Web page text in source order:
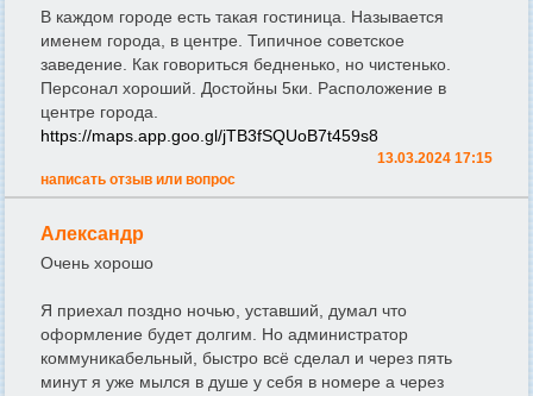
В каждом городе есть такая гостиница. Называется
именем города, в центре. Типичное советское
заведение. Как говориться бедненько, но чистенько.
Персонал хороший. Достойны 5ки. Расположение в
центре города.
https://maps.app.goo.gl/jTB3fSQUoB7t459s8
13.03.2024 17:15
написать отзыв или вопрос
Александр
Очень хорошо
Я приехал поздно ночью, уставший, думал что
оформление будет долгим. Но администратор
коммуникабельный, быстро всё сделал и через пять
минут я уже мылся в душе у себя в номере а через